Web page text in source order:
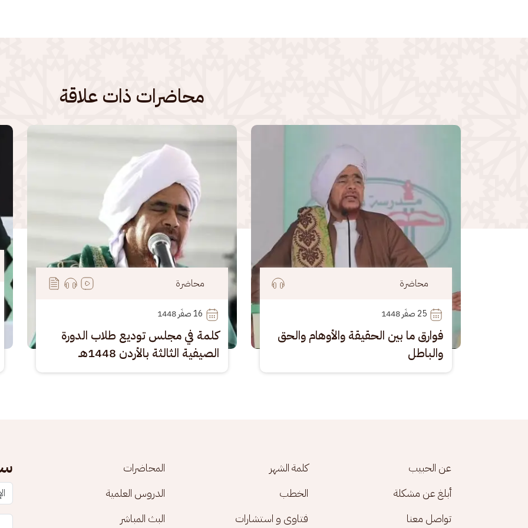
محاضرات ذات علاقة
الصورة
محاضرة
25
فوارق ما بين الحقيقة والأوهام والحق
والباطل
الصورة
محاضرة
16
كلمة في مجلس توديع طلاب الدورة
الصيفية الثالثة بالأردن 1448هـ
Footer menu
عن الحبيب كلمة الشهر
المحاضرات
أبلغ عن مشكلة
الخطب
الدروس العلمية
تواصل معنا
فتاوى و استشارات البث المباشر